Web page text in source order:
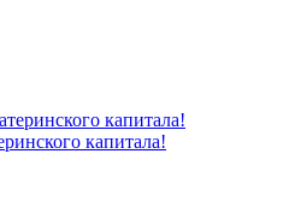
капитала!